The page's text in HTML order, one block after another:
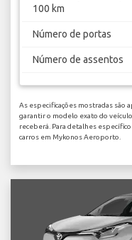
100 km
Número de portas
Número de assentos
As especificações mostradas são
garantir o modelo exato do
receberá. Para detalhes
carros em Mykonos Aeroporto.